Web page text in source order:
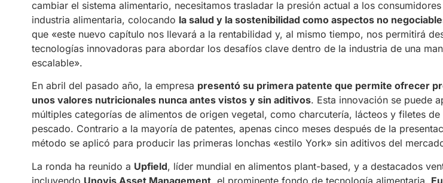
cambiar el sistema alimentario, necesitamos trasladar la presión actual a los
industria alimentaria, colocando la salud y la sostenibilidad como aspectos no
que «este nuevo capítulo nos llevará a la rentabilidad y, al mismo tiempo, nos permitirá
tecnologías innovadoras para abordar los desafíos clave dentro de la industria de una
escalable».
En abril del pasado año, la empresa presentó su primera patente que permite ofrecer
unos valores nutricionales nunca antes vistos y sin aditivos. Esta innovación se puede
múltiples categorías de alimentos de origen vegetal, como charcutería, lácteos y filetes de
pescado. Contrario a la mayoría de patentes, apenas cinco meses después de la
método se aplicó para producir las primeras lonchas «estilo York» sin aditivos del
La ronda ha reunido a Upfield, líder mundial en alimentos plant-based, y a destacados
incluyendo Unovis Asset Management, el prominente fondo de tecnología alimentaria,